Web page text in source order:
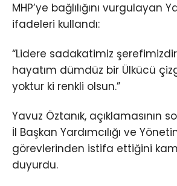
MHP’ye bağlılığını vurgulayan
ifadeleri kullandı:
“Lidere sadakatimiz
hayatım dümdüz bir Ülkücü
yoktur ki renkli olsun.”
Yavuz Öztanık, açıklamasının
İl Başkan Yardımcılığı ve
görevlerinden istifa ettiğini
duyurdu.